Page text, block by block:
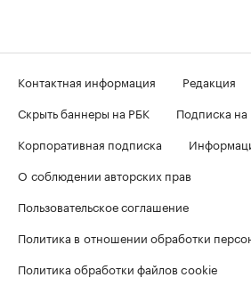
Контактная информация
Редакция
Скрыть баннеры на РБК
Подписка
Корпоративная подписка
О соблюдении авторских прав
Пользовательское соглашение
Политика в отношении обработки
Политика обработки файлов cookie